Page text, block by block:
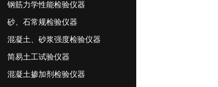
钢筋力学性能检验仪器
砂、石常规检验仪器
混凝土、砂浆强度检验仪器
简易土工试验仪器
混凝土掺加剂检验仪器